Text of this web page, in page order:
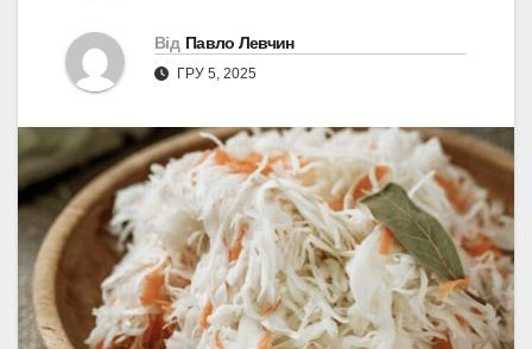
Від Павло Левчин
ГРУ 5, 2025